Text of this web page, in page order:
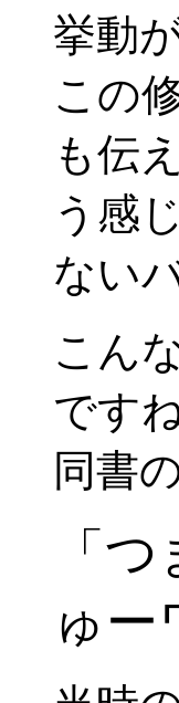
挙動
この
も伝
う感
ない
こん
です
同書
「
ゅー